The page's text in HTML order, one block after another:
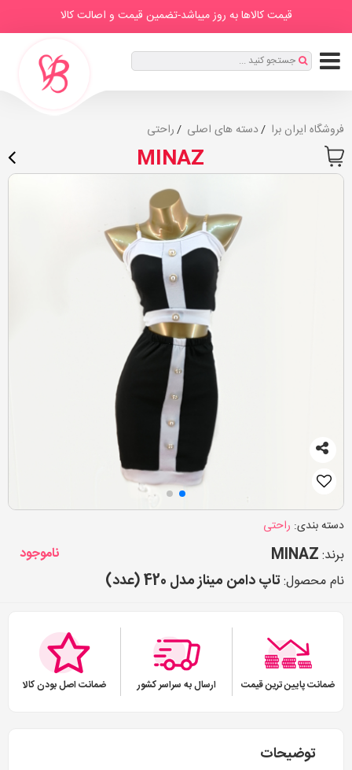
IranBra
اصلی ها ما
ثبت
|
قیمت کالاها به روز میباشد-تضمین قیمت و اصالت کالا
جستجو کنید ...
فروشگاه ایران برا دسته های اصلی راحتی
MINAZ
دسته بندی: راحتی
برند:MINAZ
ناموجود
نام محصول:تاپ دامن میناز مدل 420 (عدد)
ضمانت پایین ترین قیمت ارسال به سراسر کشور ضمانت اصل بودن کالا
توضیحات